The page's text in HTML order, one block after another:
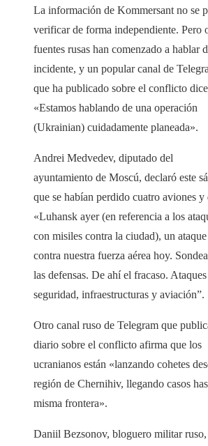
La información de Kommersant no se
verificar de forma independiente. Pero
fuentes rusas han comenzado a hablar
incidente, y un popular canal de
que ha publicado sobre el conflicto
«Estamos hablando de una operación
(Ukrainian) cuidadamente planeada».
Andrei Medvedev, diputado del
ayuntamiento de Moscú, declaró este
que se habían perdido cuatro aviones y
«Luhansk ayer (en referencia a los
con misiles contra la ciudad), un ataque
contra nuestra fuerza aérea hoy.
las defensas. De ahí el fracaso. Ataques
seguridad, infraestructuras y aviación”.
Otro canal ruso de Telegram que
diario sobre el conflicto afirma que los
ucranianos están «lanzando cohetes
región de Chernihiv, llegando casos
misma frontera».
Daniil Bezsonov, bloguero militar ruso,